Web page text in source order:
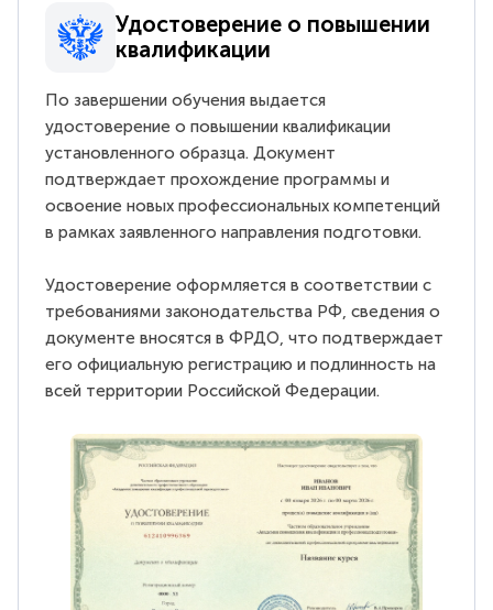
Удостоверение о повышении
квалификации
По завершении обучения выдается
удостоверение о повышении квалификации
установленного образца. Документ
подтверждает прохождение программы и
освоение новых профессиональных компетенций
в рамках заявленного направления подготовки.
Удостоверение оформляется в соответствии с
требованиями законодательства РФ, сведения о
документе вносятся в ФРДО, что подтверждает
его официальную регистрацию и подлинность на
всей территории Российской Федерации.